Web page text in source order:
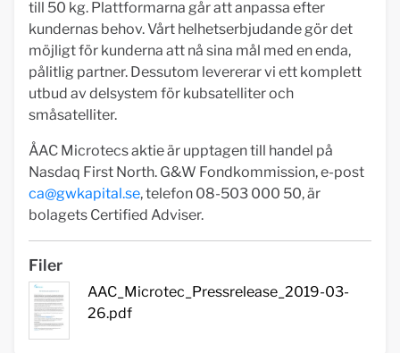
till 50 kg. Plattformarna går att anpassa efter
kundernas behov. Vårt helhetserbjudande gör det
möjligt för kunderna att nå sina mål med en enda,
pålitlig partner. Dessutom levererar vi ett komplett
utbud av delsystem för kubsatelliter och
småsatelliter.
ÅAC Microtecs aktie är upptagen till handel på
Nasdaq First North. G&W Fondkommission, e-post
ca@gwkapital.se, telefon 08-503 000 50, är
bolagets Certified Adviser.
Filer
AAC_Microtec_Pressrelease_2019-03-
26.pdf